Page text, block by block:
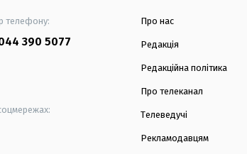
телефону:
390 5077
Про нас
Редакція
Редакційна політика
Про телеканал
Телеведучі
Рекламодавцям